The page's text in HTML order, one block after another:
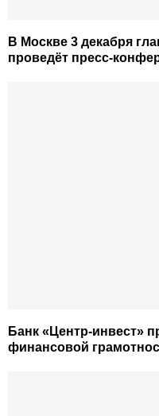
В Москве 3 декабря
проведёт пресс-
Банк «Центр-инвест»
финансовой